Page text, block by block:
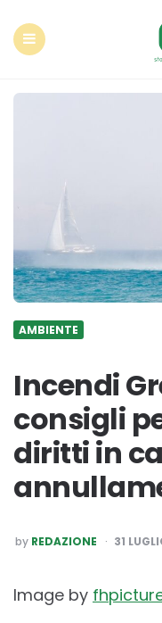
AMBIENTE
Incendi
consigli
diritti in
POSTED
BY
by REDAZIONE 31
Image by